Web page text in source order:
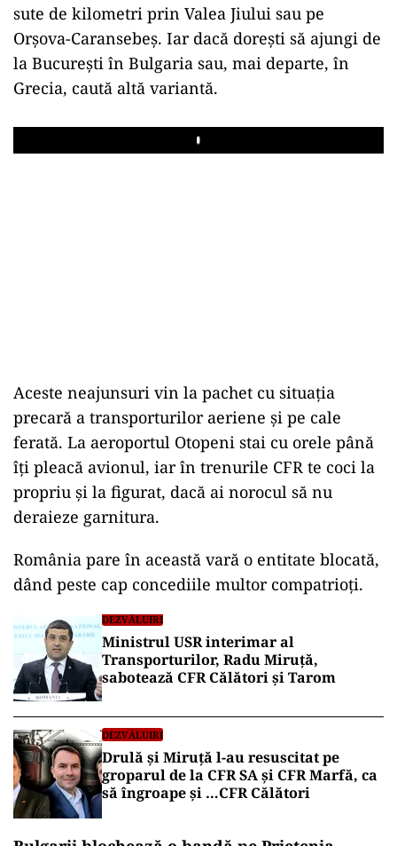
sute de kilometri prin Valea Jiului sau pe
Orșova-Caransebeș. Iar dacă dorești să ajungi de
la București în Bulgaria sau, mai departe, în
Grecia, caută altă variantă.
Play
Aceste neajunsuri vin la pachet cu situația
precară a transporturilor aeriene și pe cale
ferată. La aeroportul Otopeni stai cu orele până
îți pleacă avionul, iar în trenurile CFR te coci la
propriu și la figurat, dacă ai norocul să nu
deraieze garnitura.
România pare în această vară o entitate blocată,
dând peste cap concediile multor compatrioți.
DEZVĂLUIRI
Ministrul USR interimar al
Transporturilor, Radu Miruță,
sabotează CFR Călători și Tarom
DEZVĂLUIRI
Drulă și Miruță l-au resuscitat pe
groparul de la CFR SA și CFR Marfă, ca
să îngroape și …CFR Călători